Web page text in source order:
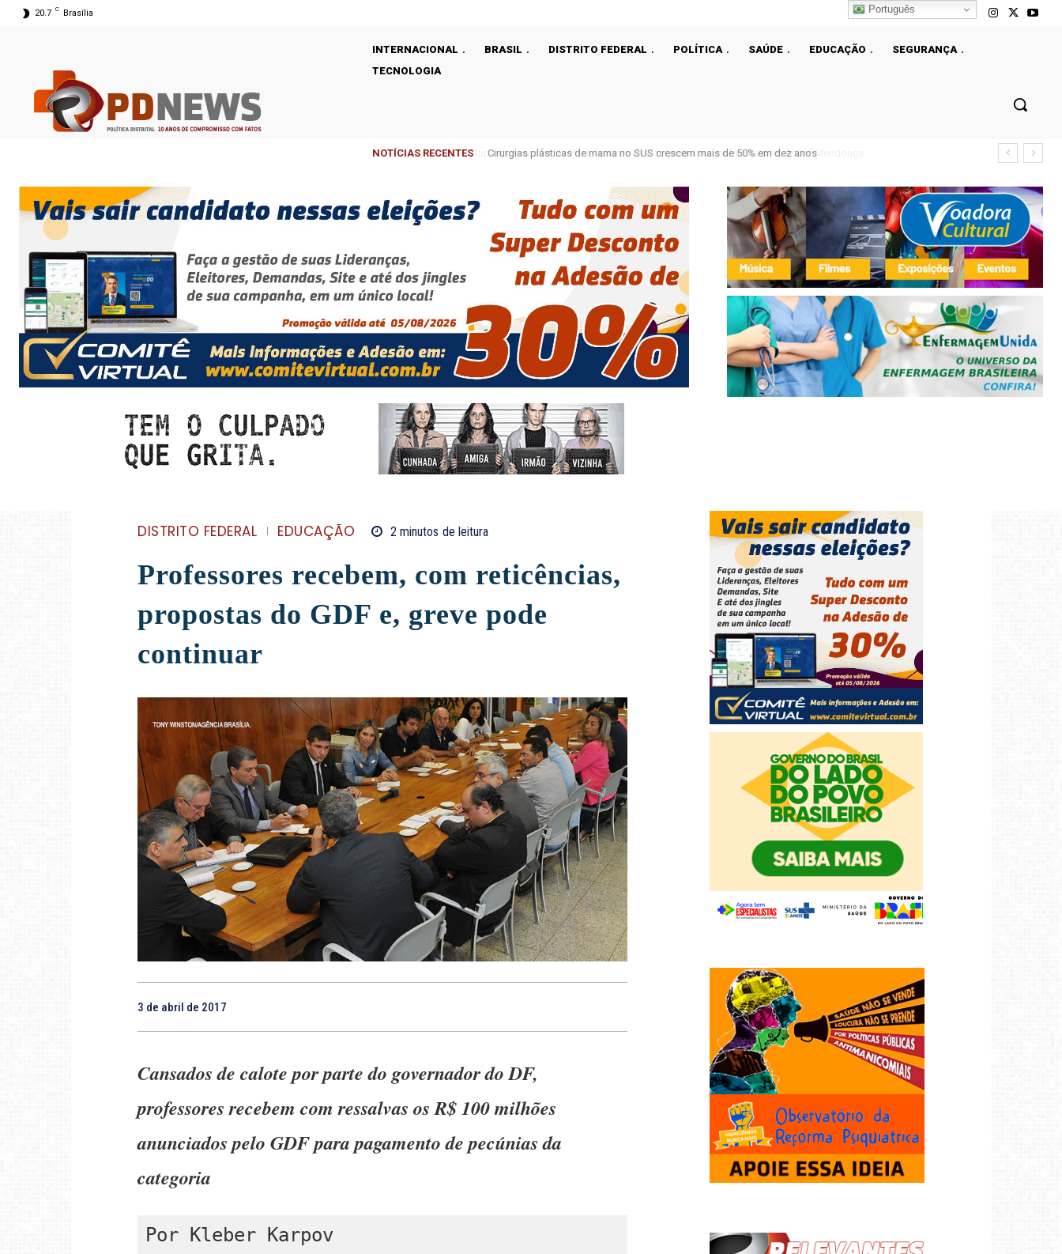
20.7 C Brasília
INTERNACIONAL BRASIL DISTRITO FEDERAL POLÍTICA SAÚDE EDUCAÇÃO
SEGURANÇA
TECNOLOGIA
NOTÍCIAS RECENTES Cirurgias plásticas de mama no SUS crescem mais de 50% em dez anos
DISTRITO FEDERAL EDUCAÇÃO 2 minutos de leitura
Professores recebem, com reticências,
propostas do GDF e, greve pode
continuar
3 de abril de 2017
Cansados de calote por parte do governador do DF,
professores recebem com ressalvas os R$ 100 milhões
anunciados pelo GDF para pagamento de pecúnias da
categoria
Por Kleber Karpov
Português